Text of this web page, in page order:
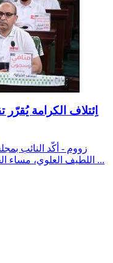
اِئتلاف الكرامة
زووم - أكّد النائب
اللطيف العلوي، مساء الخميس، أنّ الاِئتلاف سيُقدّم مبادرة أخرى ...